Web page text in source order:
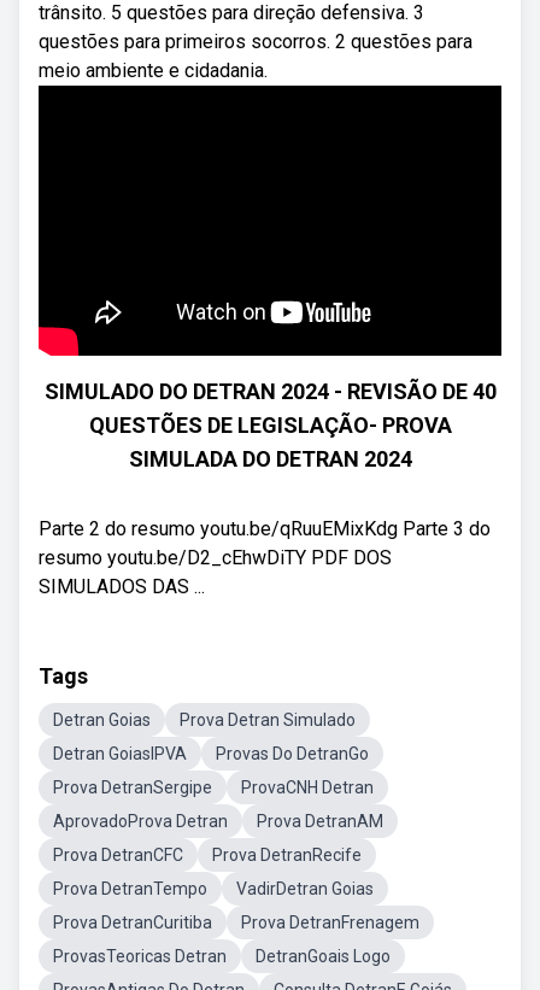
trânsito. 5 questões para direção defensiva. 3
questões para primeiros socorros. 2 questões para
meio ambiente e cidadania.
SIMULADO DO DETRAN 2024 - REVISÃO DE 40
QUESTÕES DE LEGISLAÇÃO- PROVA
SIMULADA DO DETRAN 2024
Parte 2 do resumo youtu.be/qRuuEMixKdg Parte 3 do
resumo youtu.be/D2_cEhwDiTY PDF DOS
SIMULADOS DAS ...
Tags
Detran Goias
Prova Detran Simulado
Detran GoiasIPVA
Provas Do DetranGo
Prova DetranSergipe
ProvaCNH Detran
AprovadoProva Detran
Prova DetranAM
Prova DetranCFC
Prova DetranRecife
Prova DetranTempo
VadirDetran Goias
Prova DetranCuritiba
Prova DetranFrenagem
ProvasTeoricas Detran
DetranGoais Logo